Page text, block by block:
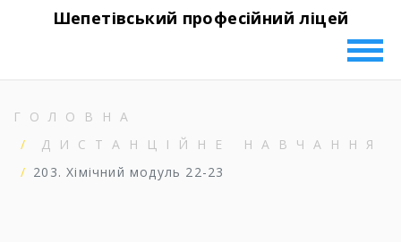
Шепетівський професійний ліцей
ГОЛОВНА
ДИСТАНЦІЙНЕ НАВЧАННЯ
203. Хімічний модуль 22-23